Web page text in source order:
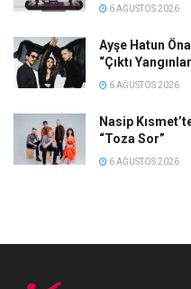
6 AĞUSTOS 2026
Ayşe Hatun
“Çıktı
6 AĞUSTOS 2026
Nasip
“Toza Sor”
6 AĞUSTOS 2026